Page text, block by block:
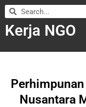
Kerja NGO
Nusantara